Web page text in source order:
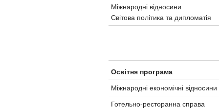
Міжнародні відносини
Світова політика та дипломатія
Освітня програма
Міжнародні економічні відносини
Готельно-ресторанна справа